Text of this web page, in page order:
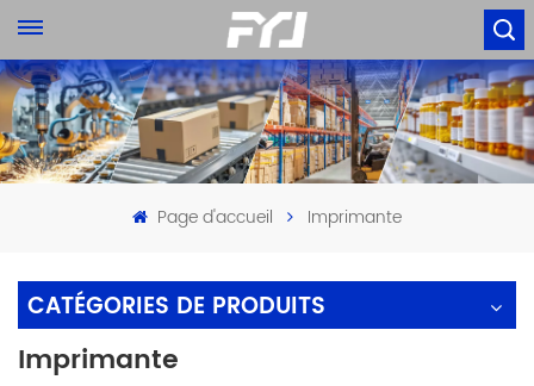
Page d'accueil Imprimante
CATÉGORIES DE PRODUITS
Imprimante